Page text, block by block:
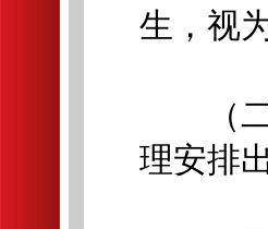
生，视
（二
理安排